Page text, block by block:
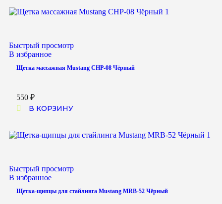
Быстрый просмотр
В избранное
Щетка массажная Mustang CHP-08 Чёрный
550 ₽
В КОРЗИНУ
Быстрый просмотр
В избранное
Щетка-щипцы для стайлинга Mustang MRB-52 Чёрный